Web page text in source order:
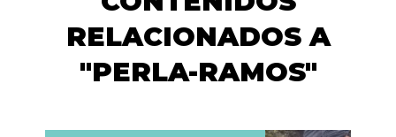
RELACIONADOS A
"PERLA-RAMOS"